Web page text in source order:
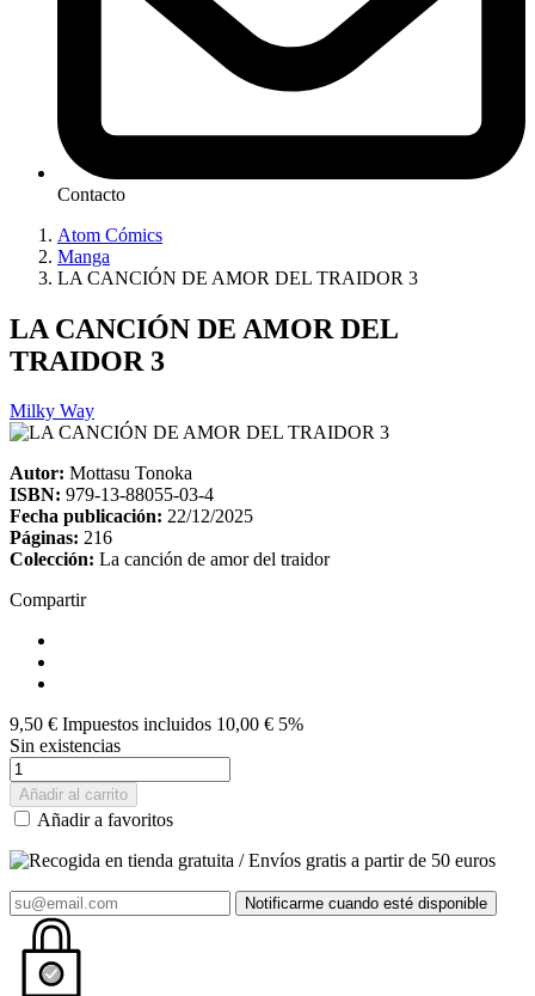
Contacto
Atom Cómics
Manga
LA CANCIÓN DE AMOR DEL TRAIDOR 3
LA CANCIÓN DE AMOR DEL
TRAIDOR 3
Milky Way
Autor: Mottasu Tonoka
ISBN: 979-13-88055-03-4
Fecha publicación: 22/12/2025
Páginas: 216
Colección: La canción de amor del traidor
Compartir
9,50 € Impuestos incluidos 10,00 € 5%
Sin existencias
Añadir al carrito
Añadir a favoritos
Notificarme cuando esté disponible